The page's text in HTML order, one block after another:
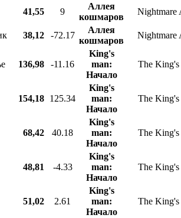
41,55 9
Аллея
кошмаров
Nightmare
38,12 -72.17
Аллея
кошмаров
Nightmare
136,98 -11.16
King's
man:
Начало
The King's
154,18 125.34
King's
man:
Начало
The King's
68,42 40.18
King's
man:
Начало
The King's
48,81 -4.33
King's
man:
Начало
The King's
51,02 2.61
King's
man:
Начало
The King's